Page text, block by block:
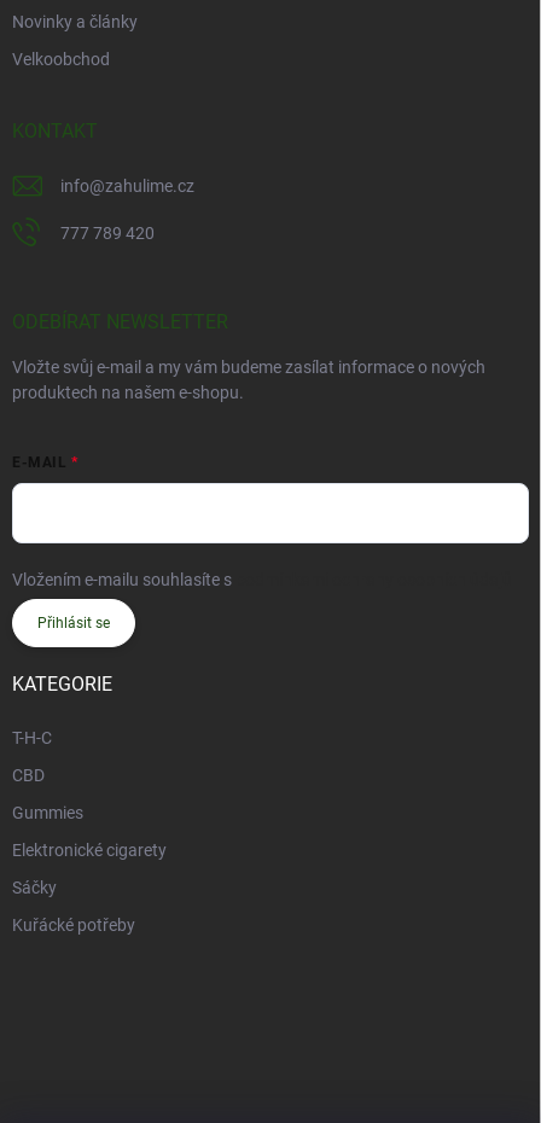
Novinky a články
Velkoobchod
KONTAKT
info@zahulime.cz
777 789 420
ODEBÍRAT NEWSLETTER
Vložte svůj e-mail a my vám budeme zasílat informace o nových
produktech na našem e-shopu.
E-MAIL
Vložením e-mailu souhlasíte s
Přihlásit se
KATEGORIE
T-H-C
CBD
Gummies
Elektronické cigarety
Sáčky
Kuřácké potřeby